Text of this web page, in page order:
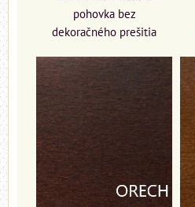
pohovka bez
dekoračného prešitia